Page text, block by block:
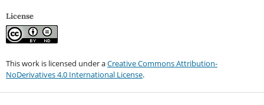
License
This work is licensed under aCreative Commons Attribution-
NoDerivatives 4.0 International License.